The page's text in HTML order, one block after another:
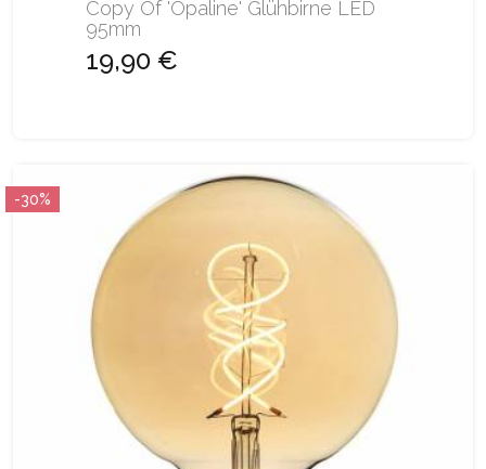
Copy Of 'Opaline' Glühbirne LED
95mm
19,90 €
-30%